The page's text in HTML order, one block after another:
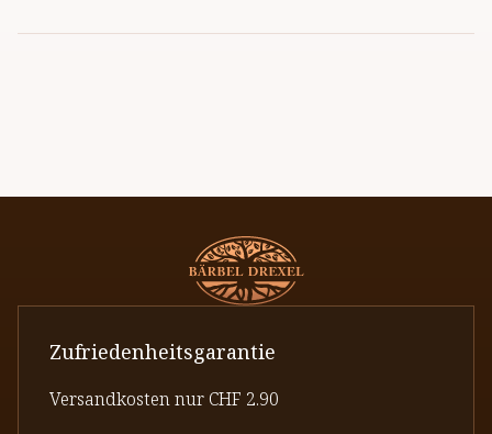
Zufriedenheitsgarantie
Versandkosten nur CHF 2.90